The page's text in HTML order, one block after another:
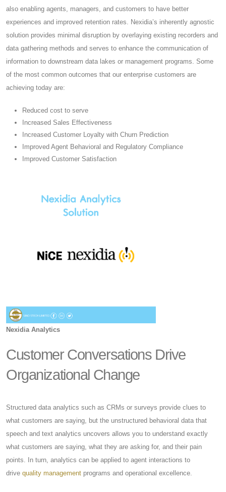
also enabling agents, managers, and customers to have better
experiences and improved retention rates. Nexidia’s inherently agnostic
solution provides minimal disruption by overlaying existing recorders and
data gathering methods and serves to enhance the communication of
information to downstream data lakes or management programs. Some
of the most common outcomes that our enterprise customers are
achieving today are:​​
Reduced cost to serve
Increased Sales Effectiveness
Increased Customer Loyalty with Churn Prediction
Improved Agent Behavioral and Regulatory Compliance
Improved Customer Satisfaction
Nexidia Analytics
Customer Conversations Drive
Organizational Change
Structured data analytics such as CRMs or surveys provide clues to
what customers are saying, but the unstructured behavioral data that
speech and text analytics uncovers allows you to understand exactly
what customers are​ saying, what they are asking for, and their pain
points. In turn, analytics can be applied to agent interactions to
drive quality management ​ programs and operational excellence.